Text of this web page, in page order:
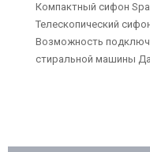
Компактный сифон
Телескопический
Возможность
стиральной машины Да